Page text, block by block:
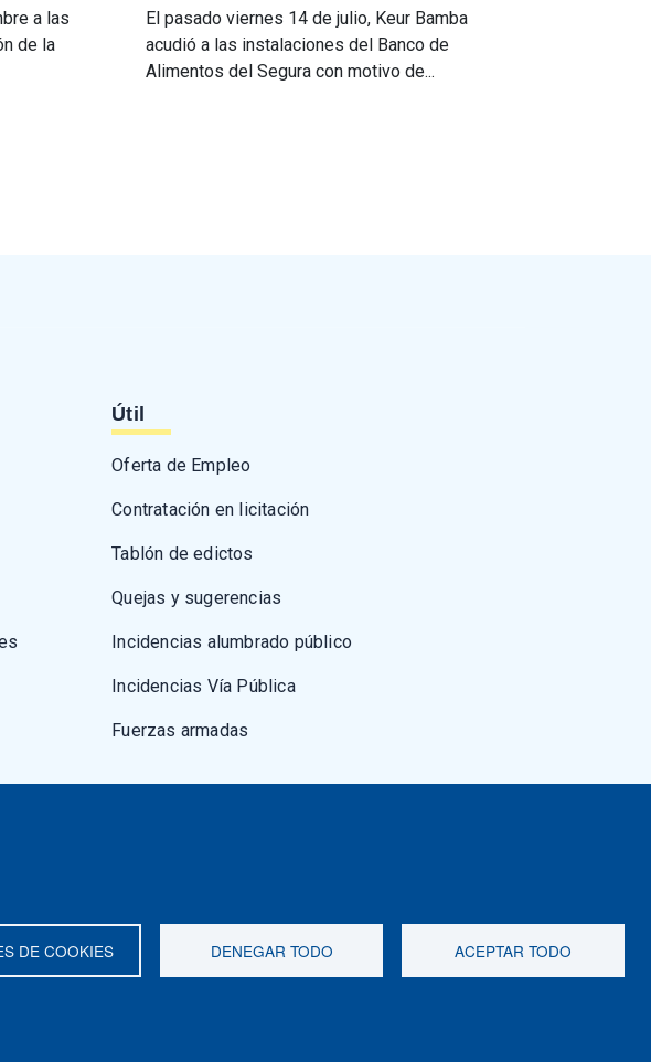
a las
de la
El pasado viernes 14 de julio, Keur Bamba
acudió a las instalaciones del Banco de
Alimentos del Segura con motivo de...
página
Útil
Oferta de Empleo
Contratación en licitación
Tablón de edictos
Quejas y sugerencias
Incidencias alumbrado público
Incidencias Vía Pública
Fuerzas armadas
DE COOKIES DENEGAR TODO ACEPTAR TODO